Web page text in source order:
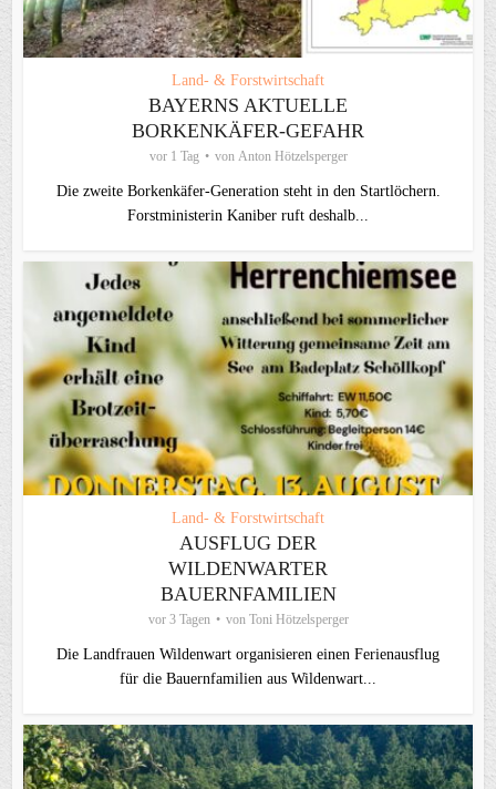
Land- & Forstwirtschaft
BAYERNS AKTUELLE
BORKENKÄFER-GEFAHR
vor 1 Tag von Anton Hötzelsperger
Die zweite Borkenkäfer-Generation steht in den Startlöchern.
Forstministerin Kaniber ruft deshalb...
Land- & Forstwirtschaft
AUSFLUG DER
WILDENWARTER
BAUERNFAMILIEN
vor 3 Tagen von Toni Hötzelsperger
Die Landfrauen Wildenwart organisieren einen Ferienausflug
für die Bauernfamilien aus Wildenwart...